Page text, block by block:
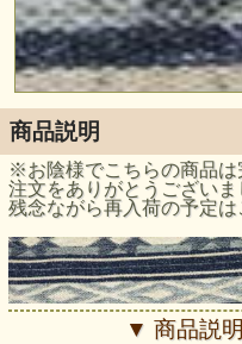
商品説明
※お陰様でこちらの商品
注文をありがとうございま
残念ながら再入荷の予定は
▼ 商品説